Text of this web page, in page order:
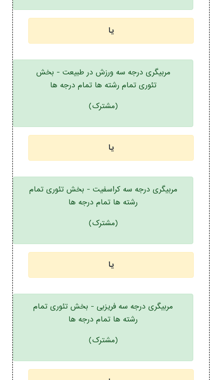
یا
مربیگری درجه سه ورزش در طبیعت - بخش
تئوری تمام رشته ها تمام درجه ها
(مشترک)
یا
مربیگری درجه سه کراسفیت - بخش تئوری تمام
رشته ها تمام درجه ها
(مشترک)
یا
مربیگری درجه سه فریزبی - بخش تئوری تمام
رشته ها تمام درجه ها
(مشترک)